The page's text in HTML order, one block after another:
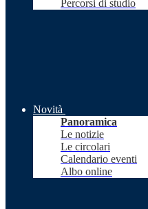
Percorsi di studio
Novità
Panoramica
Le notizie
Le circolari
Calendario eventi
Albo online